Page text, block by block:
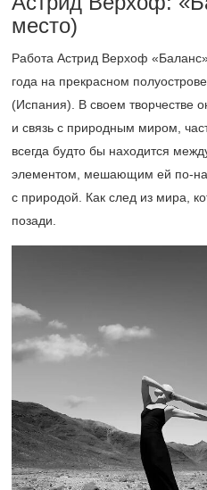
место)
Работа Астрид Верхоф
года на прекрасном
(Испания). В своем творчестве
и связь с природным миром,
всегда будто бы находится
элементом, мешающим ей по-
с природой. Как след из мира,
позади.